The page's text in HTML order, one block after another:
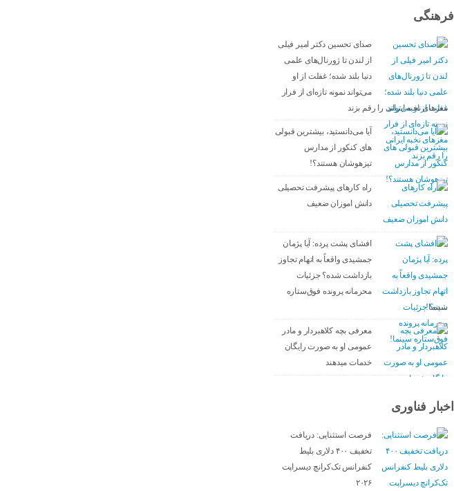
فرهنگی
صدای تحسین دکتر امیر فیلی
از لندن تا ژورنال‌های علمی
دنیا بلند شده؛ غفلت از او
می‌تواند نمونه تازه‌ای از فرار
مغزهای نخبه ایرانی را رقم بزند
آیا می‌دانستید، بیشترین قبولی
های کنکور از مدارس
تیزهوشان هستند؟!
راه کارهای پیشرفت تحصیلی
دانش اموزان ضعیف
افشای پشت پرده: آیا پژمان
جمشیدی واقعاً به اتهام تجاوز
بازداشت شده؟ جزئیات
محرمانه پرونده فوق‌ستاره
سینما!
معرفی بچه کلاهبردار و مادر
عمومی او به صورت رایگان
خدمات میدهند
اخبار فناوری
فرصت استثنایی: دریافت
تخفیف ۴۰۰ دلاری بلیط
کنفرانس تک‌کرانچ دیسراپت
۲۰۲۶